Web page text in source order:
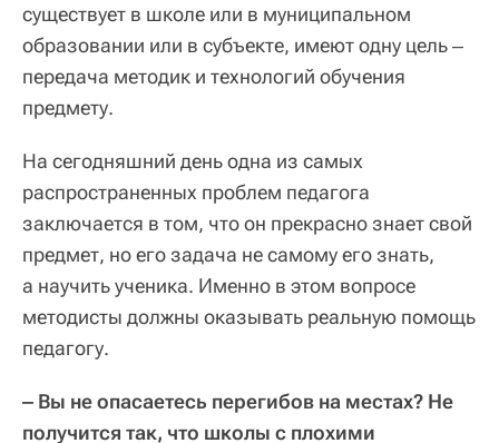
существует в школе или в муниципальном
образовании или в субъекте, имеют одну цель ‒
передача методик и технологий обучения
предмету.
На сегодняшний день одна из самых
распространенных проблем педагога
заключается в том, что он прекрасно знает свой
предмет, но его задача не самому его знать,
а научить ученика. Именно в этом вопросе
методисты должны оказывать реальную помощь
педагогу.
‒ Вы не опасаетесь перегибов на местах? Не
получится так, что школы с плохими